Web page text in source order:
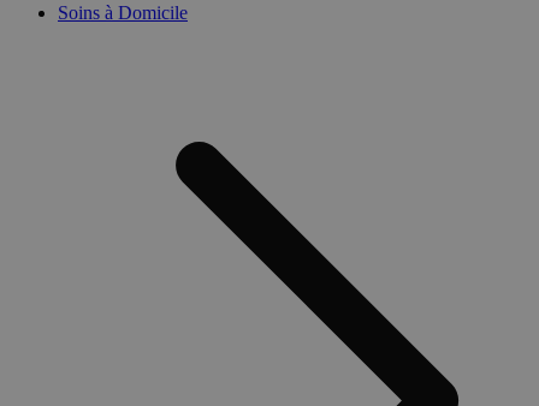
Soins à Domicile